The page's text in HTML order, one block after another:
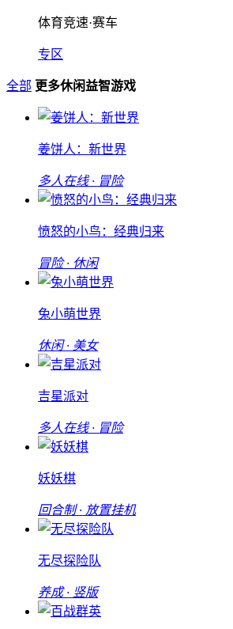
体育竞速·赛车
专区
全部 更多休闲益智游戏
姜饼人：新世界
多人在线 · 冒险
愤怒的小鸟：经典归来
冒险 · 休闲
兔小萌世界
休闲 · 美女
吉星派对
多人在线 · 冒险
妖妖棋
回合制 · 放置挂机
无尽探险队
养成 · 竖版